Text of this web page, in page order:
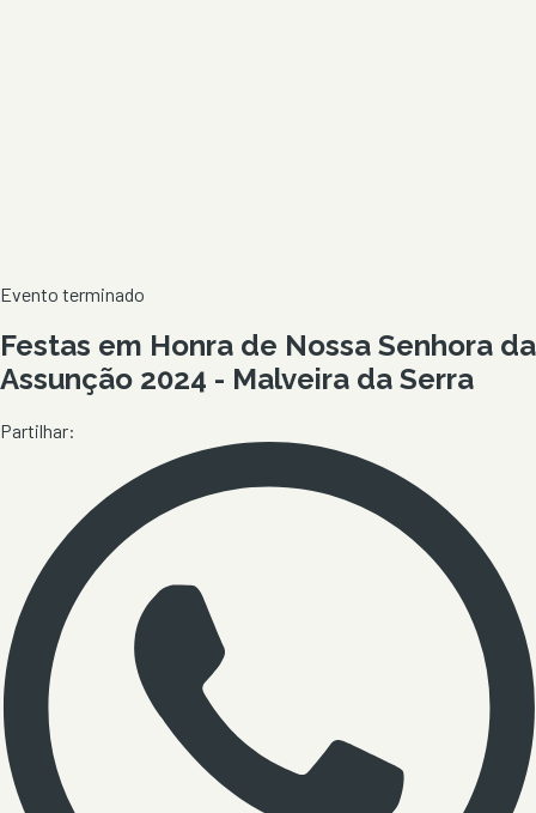
Evento terminado
Festas em Honra de Nossa Senhora da
Assunção 2024 - Malveira da Serra
Partilhar: